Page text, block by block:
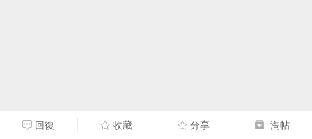
回復 收藏 分享 淘帖